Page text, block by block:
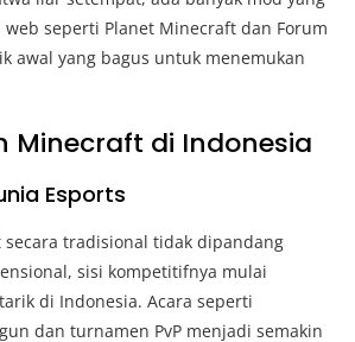
seperti Planet Minecraft dan Forum
awal yang bagus untuk menemukan
Minecraft di Indonesia
Esports
tradisional tidak dipandang
sisi kompetitifnya mulai
di Indonesia. Acara seperti
dan turnamen PvP menjadi semakin